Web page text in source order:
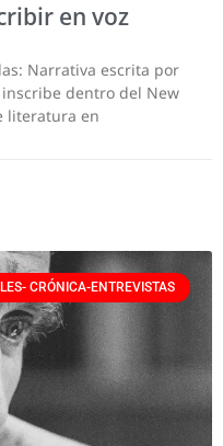
en voz
Narrativa escrita por
dentro del New
literatura en
CRÓNICA-ENTREVISTAS